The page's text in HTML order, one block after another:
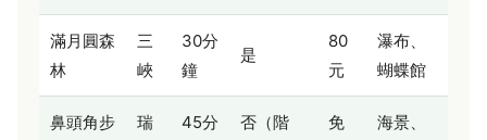
滿月圓森
林
三
峽
30分
鐘
是
80
元
瀑布、
蝴蝶館
鼻頭角步
瑞
45分
否（階
免
海景、